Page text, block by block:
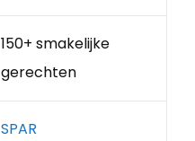
150+ smakelijke
gerechten
SPAR